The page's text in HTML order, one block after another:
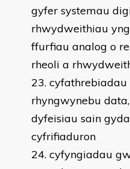
gyfer systemau
rhwydweithiau
ffurfiau analog o
rheoli a
rhyngwynebu
dyfeisiau sain
cyfrifiaduron
cyfyngiadau